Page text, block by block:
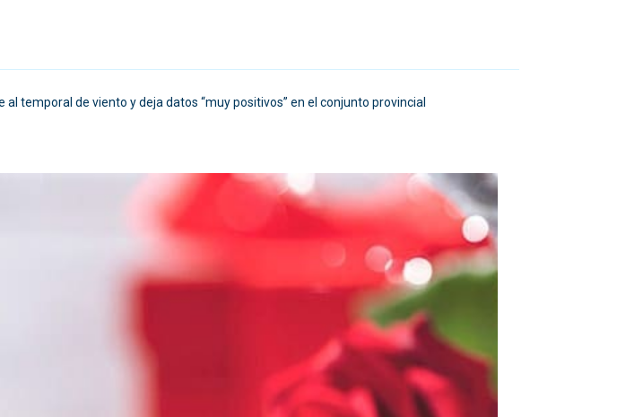
temporal de viento y deja datos “muy positivos” en el conjunto provincial